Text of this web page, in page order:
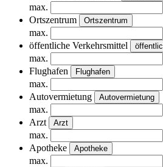
max.
Ortszentrum
Ortszentrum
max.
öffentliche Verkehrsmittel
max.
Flughafen
Flughafen
max.
Autovermietung
Autovermietung
max.
Arzt
Arzt
max.
Apotheke
Apotheke
max.